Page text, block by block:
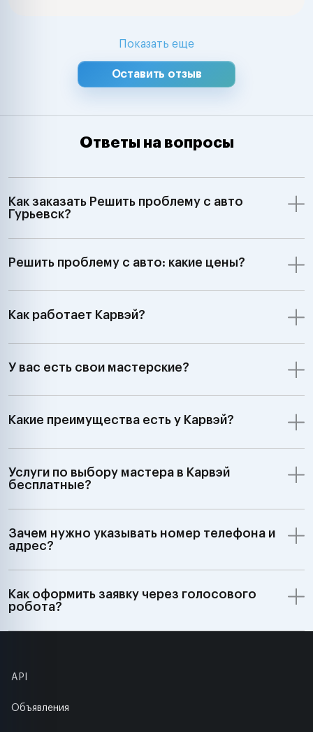
Показать еще
Оставить отзыв
Ответы на вопросы
Как заказать Решить проблему с авто
Гурьевск?
Решить проблему с авто: какие цены?
Как работает Карвэй?
У вас есть свои мастерские?
Какие преимущества есть у Карвэй?
Услуги по выбору мастера в Карвэй
бесплатные?
Зачем нужно указывать номер телефона и
адрес?
Как оформить заявку через голосового
робота?
API
Объявления